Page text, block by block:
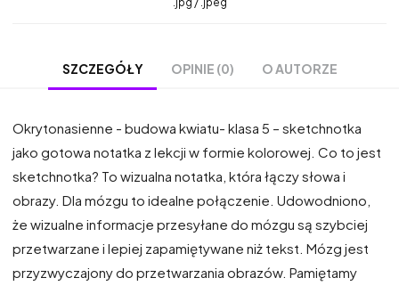
SZCZEGÓŁY OPINIE (0) O AUTORZE
Okrytonasienne - budowa kwiatu- klasa 5 – sketchnotka
jako gotowa notatka z lekcji w formie kolorowej. Co to jest
sketchnotka? To wizualna notatka, która łączy słowa i
obrazy. Dla mózgu to idealne połączenie. Udowodniono,
że wizualne informacje przesyłane do mózgu są szybciej
przetwarzane i lepiej zapamiętywane niż tekst. Mózg jest
przyzwyczajony do przetwarzania obrazów. Pamiętamy